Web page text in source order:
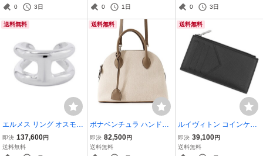
NTURA バッグ 黒 【安心
0
3日
MES 【安心保証】
0
1日
gamo バッグ 黒 【安心保
0
3日
送料無料
エルメス リング オスモズ
PM Osmose SV925シル
バー リングサイズ53 HE
即決 137,600円
送料無料
送料無料
ボナベンチュラ ハンドバ
ッグ エマ 28 キャンバス
レザー BONAVENTURA 2
即決 82,500円
送料無料
送料無料
ルイヴィトン コインケー
ス カードケース タイガ コ
インカード・ホルダー M6
即決 39,100円
送料無料